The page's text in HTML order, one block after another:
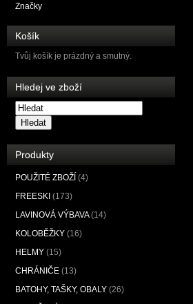
Značky
Košík
Tvůj košík je prázdný a smutný.
Hledej ve zboží
Hledat
Produkty
POUŽITÉ ZBOŽÍ (4)
FREESKI (173)
LAVINOVÁ VÝBAVA (14)
KOLOBĚŽKY (16)
HELMY (15)
CHRÁNIČE (13)
BATOHY, TAŠKY, OBALY (26)